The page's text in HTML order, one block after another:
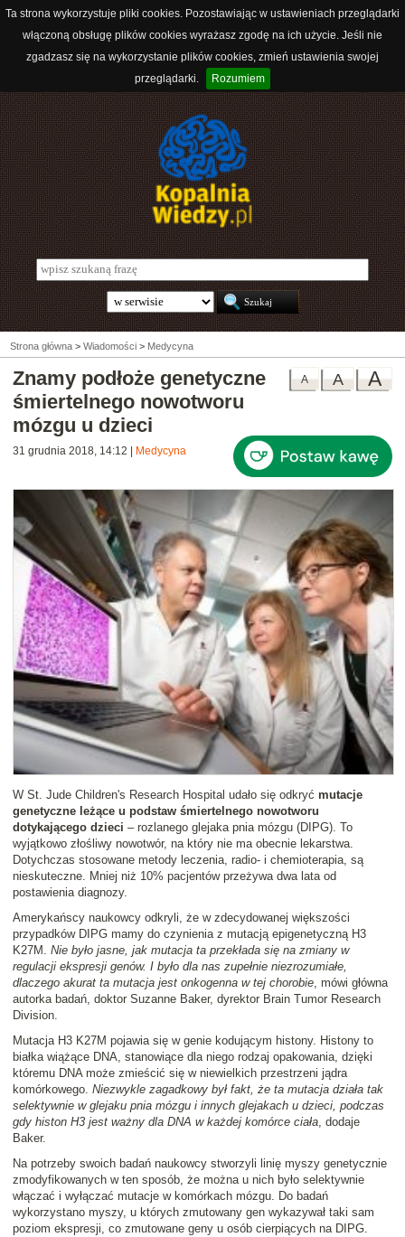
Ta strona wykorzystuje pliki cookies. Pozostawiając w ustawieniach przeglądarki
włączoną obsługę plików cookies wyrażasz zgodę na ich użycie. Jeśli nie
zgadzasz się na wykorzystanie plików cookies, zmień ustawienia swojej
przeglądarki.
Rozumiem
Strona główna > Wiadomości > Medycyna
A
A
A
Znamy podłoże genetyczne
śmiertelnego nowotworu
mózgu u dzieci
31 grudnia 2018, 14:12 Medycyna
W St. Jude Children's Research Hospital udało się odkryć mutacje
genetyczne leżące u podstaw śmiertelnego nowotworu
dotykającego dzieci – rozlanego glejaka pnia mózgu (DIPG). To
wyjątkowo złośliwy nowotwór, na który nie ma obecnie lekarstwa.
Dotychczas stosowane metody leczenia, radio- i chemioterapia, są
nieskuteczne. Mniej niż 10% pacjentów przeżywa dwa lata od
postawienia diagnozy.
Amerykańscy naukowcy odkryli, że w zdecydowanej większości
przypadków DIPG mamy do czynienia z mutacją epigenetyczną H3
K27M. Nie było jasne, jak mutacja ta przekłada się na zmiany w
regulacji ekspresji genów. I było dla nas zupełnie niezrozumiałe,
dlaczego akurat ta mutacja jest onkogenna w tej chorobie, mówi główna
autorka badań, doktor Suzanne Baker, dyrektor Brain Tumor Research
Division.
Mutacja H3 K27M pojawia się w genie kodującym histony. Histony to
białka wiążące DNA, stanowiące dla niego rodzaj opakowania, dzięki
któremu DNA może zmieścić się w niewielkich przestrzeni jądra
komórkowego. Niezwykle zagadkowy był fakt, że ta mutacja działa tak
selektywnie w glejaku pnia mózgu i innych glejakach u dzieci, podczas
gdy histon H3 jest ważny dla DNA w każdej komórce ciała, dodaje
Baker.
Na potrzeby swoich badań naukowcy stworzyli linię myszy genetycznie
zmodyfikowanych w ten sposób, że można u nich było selektywnie
włączać i wyłączać mutacje w komórkach mózgu. Do badań
wykorzystano myszy, u których zmutowany gen wykazywał taki sam
poziom ekspresji, co zmutowane geny u osób cierpiących na DIPG.